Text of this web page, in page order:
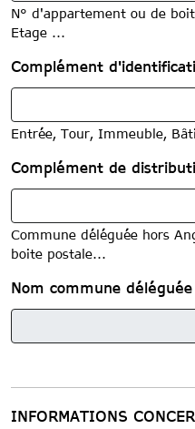
N° d'appartement ou de
Etage ...
Complément
Entrée, Tour, Immeuble,
Complément de
Commune déléguée hors
boite postale...
Nom commune
INFORMATIONS